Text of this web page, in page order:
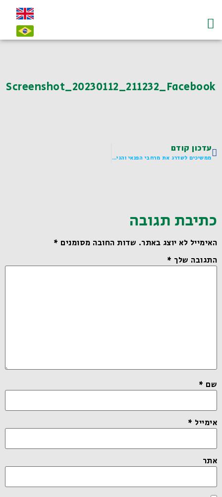
Screenshot_20230112_211232_Facebook
עדכון קודם
ממשיכים לשדרג את מרחבי הפנאי והגינות ברחבי ת"א-יפו
כתיבת תגובה
האימייל לא יוצג באתר. שדות החובה מסומנים *
התגובה שלך *
שם *
אימייל *
אתר